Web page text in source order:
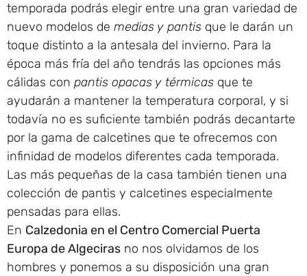
temporada podrás elegir entre una gran variedad de
nuevo modelos de medias y pantis que le darán un
toque distinto a la antesala del invierno. Para la
época más fría del año tendrás las opciones más
cálidas con pantis opacas y térmicas que te
ayudarán a mantener la temperatura corporal, y si
todavía no es suficiente también podrás decantarte
por la gama de calcetines que te ofrecemos con
infinidad de modelos diferentes cada temporada.
Las más pequeñas de la casa también tienen una
colección de pantis y calcetines especialmente
pensadas para ellas.
En Calzedonia en el Centro Comercial Puerta
Europa de Algeciras no nos olvidamos de los
hombres y ponemos a su disposición una gran